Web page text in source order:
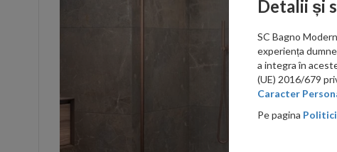
Detalii și
SC Bagno
experiența
a integra în
(UE) 2016/679
Caracter
Pe pagina